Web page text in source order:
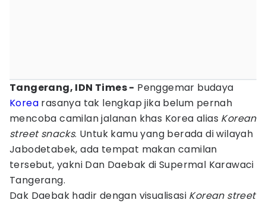
Tangerang, IDN Times - Penggemar budaya
Korea rasanya tak lengkap jika belum pernah
mencoba camilan jalanan khas Korea alias Korean
street snacks. Untuk kamu yang berada di wilayah
Jabodetabek, ada tempat makan camilan
tersebut, yakni Dan Daebak di Supermal Karawaci
Tangerang.
Dak Daebak hadir dengan visualisasi Korean street